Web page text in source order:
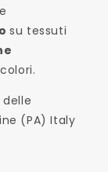
e
su tessuti
delle
(PA) Italy